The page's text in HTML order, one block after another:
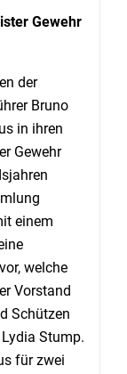
Gewehr
der
Bruno
in ihren
Gewehr
einem
welche
Vorstand
Schützen
Stump.
für zwei